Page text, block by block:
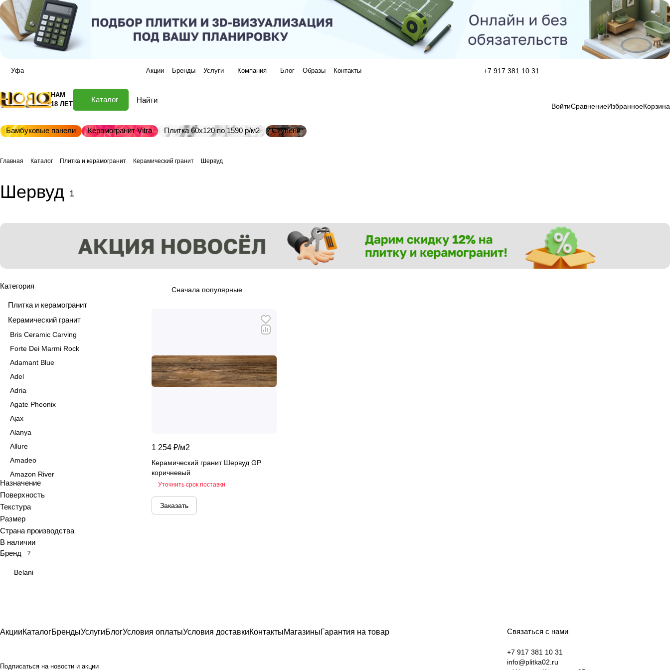
Уфа Акции Бренды Услуги Компания Блог Образы Контакты +7 917 381 10 31
НАМ
18 ЛЕТ
Каталог
ВойтиСравнениеИзбранноеКорзина
Бамбуковые панели Керамогранит Vitra Плитка 60х120 по 1590 р/м2 Ступени
Главная Каталог Плитка и керамогранит Керамический гранит Шервуд
Шервуд 1
Сначала популярные
1 254 ₽/м2
Керамический гранит Шервуд GP
коричневый
Уточнить срок поставки
Заказать
Категория
Плитка и керамогранит
Керамический гранит
Bris Ceramic Carving
Forte Dei Marmi Rock
Adamant Blue
Adel
Adria
Agate Pheonix
Ajax
Alanya
Allure
Amadeo
Amazon River
Amber Agate
American Calacatta
Andrea
Antiquewood
Aragon
Ardesia
Arena
Art Ceramic 60х120
Назначение
Поверхность
Текстура
Размер
Страна производства
В наличии
Бренд
?
Belani
АкцииКаталогБрендыУслугиБлогУсловия оплатыУсловия доставкиКонтактыМагазиныГарантия на товар
Подписаться на новости и акции
Связаться с нами
+7 917 381 10 31
info@plitka02.ru